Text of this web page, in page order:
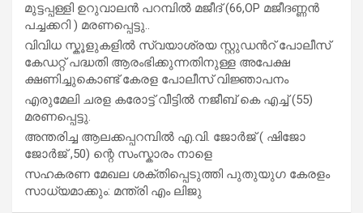
മുട്ടപ്പള്ളി ഉറുവാലൻ പറമ്പിൽ മജീദ് (66,OP മജീദണ്ണൻ
പച്ചക്കറി ) മരണപ്പെട്ടു..
വിവിധ സ്കൂളുകളില്‍ സ്വയാശ്രയ സ്റ്റുഡന്‍റ് പോലീസ്
കേഡറ്റ് പദ്ധതി ആരംഭിക്കുന്നതിനുള്ള അപേക്ഷ
ക്ഷണിച്ചുകൊണ്ട് കേരള പോലീസ് വിജ്ഞാപനം
എരുമേലി ചരള കരോട്ട് വീട്ടിൽ നജീബ് കെ എച്ച് (55)
മരണപ്പെട്ടു.
അന്തരിച്ച ആ​ല​ക്ക​പ്പ​റമ്പിൽ​ എ.​വി. ജോ​ർ​ജ് ( ഷിജോ
ജോർജ് ,50) ന്റെ സംസ്കാരം നാളെ
സഹകരണ മേഖല ശക്തിപ്പെടുത്തി പുതുയുഗ കേരളം
സാധ്യമാക്കും: മന്ത്രി എം ലിജു